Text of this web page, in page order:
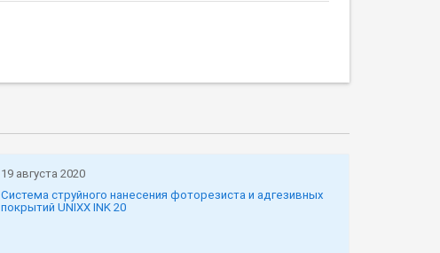
19 августа 2020
Система струйного нанесения фоторезиста и адгезивных
покрытий UNIXX INK 20